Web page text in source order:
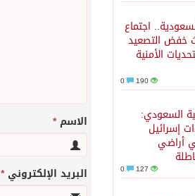
اجتماع
خفض التصعيد
الأمنية
190
السعودي:
إسرائيل
أراضي
127
الاسم*
البريد الإلكتروني*